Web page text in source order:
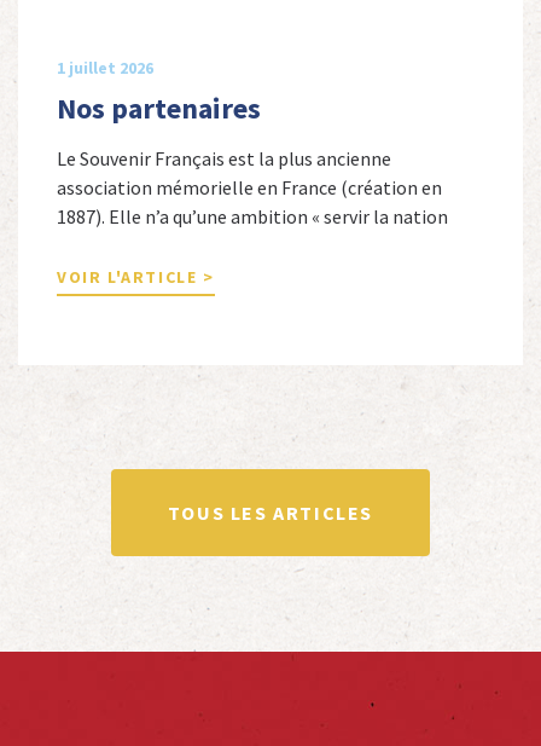
1 juillet 2026
Nos partenaires
Le Souvenir Français est la plus ancienne
association mémorielle en France (création en
1887). Elle n’a qu’une ambition « servir la nation
nationale de la France. Afin d’atteindre cet objectif,
Le Souvenir Français entretient des liens amicaux
totalité ou partiellement afin de faire vivre […]
VOIR L'ARTICLE >
TOUS LES ARTICLES